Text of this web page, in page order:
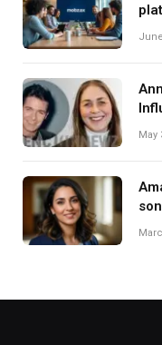
May
du